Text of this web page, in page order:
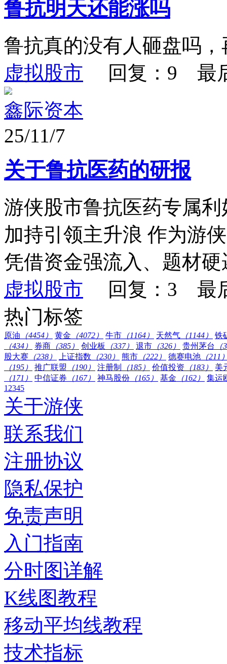
鲁抗明天还能涨吗
鲁抗真的没有人砸盘吗
虚拟股市 回复：9 最
鑫际资本
25/11/7
关于鲁抗医药的研报
游侠股市鲁抗医药专属
加持引领主升浪 作为游
凭借资金强流入、题材
虚拟股市 回复：3 最
热门标签
原油 （4454） 黄金 （4072） 牛市 （1164） 天然气 （1144）
铁
（434）
券商 （385） 创业板 （337） 退市 （326） 贵州茅台
股大赛 （238） 上证指数 （230） 熊市 （222） 德赛电池 （211
（195）
推广联盟 （190） 注册制 （185） 价值投资 （183）
美
（171）
中信证券 （167） 神马股份 （165） 基金 （162）
集运
1 2345
关于游侠
联系我们
注册协议
隐私保护
免责声明
入门指南
分时图详解
K线图教程
移动平均线教程
技术指标